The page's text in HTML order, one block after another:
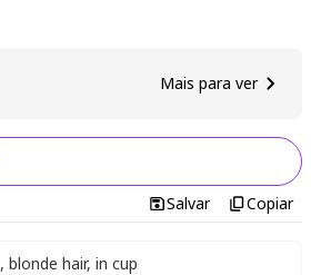
Mais para ver
Salvar Copiar
, blonde hair, in cup